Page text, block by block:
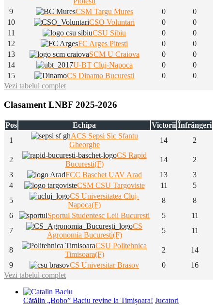
9
CSM Targu Mures 0
0
10
CSO Voluntari 0
0
11
CSU Sibiu 0
0
12
FC Arges Pitesti 0
0
13
SCM U Craiova 0
0
14
U-BT Cluj-Napoca 0
0
15
CS Dinamo Bucuresti 0
0
Vezi tabelul complet
Clasament LNBF 2025-2026
Pos Echipa Victorii Înfrângeri
1
ACS Sepsi Sic Sfantu
Gheorghe
14 2
2
CS Rapid
Bucuresti(F)
14
2
3
FCC Baschet UAV Arad 13
3
4
CSM CSU Targoviste 11
5
5
CS Universitatea Cluj-
Napoca(F)
8
8
6
Sportul Studentesc Leii Bucuresti 5
11
7
CS
Agronomia Bucuresti(F)
5 11
8
CSU Politehnica
Timisoara(F)
2
14
9
CS Universitar Brasov 0
16
Vezi tabelul complet
Cătălin „Bobo” Baciu revine la Timișoara! Jucatori